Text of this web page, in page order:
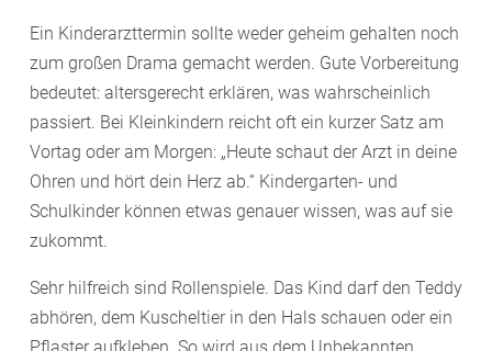
Ein Kinderarzttermin sollte weder geheim gehalten noch
zum großen Drama gemacht werden. Gute Vorbereitung
bedeutet: altersgerecht erklären, was wahrscheinlich
passiert. Bei Kleinkindern reicht oft ein kurzer Satz am
Vortag oder am Morgen: „Heute schaut der Arzt in deine
Ohren und hört dein Herz ab.“ Kindergarten- und
Schulkinder können etwas genauer wissen, was auf sie
zukommt.
Sehr hilfreich sind Rollenspiele. Das Kind darf den Teddy
abhören, dem Kuscheltier in den Hals schauen oder ein